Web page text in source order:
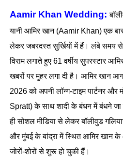
Aamir Khan Wedding:
यानी आमिर खान (Aamir Khan) एक
लेकर जबरदस्त सुर्खियों में हैं। लंबे समय
विराम लगाते हुए 61 वर्षीय सुपरस्टार
खबरों पर मुहर लगा दी है। आमिर खान
2026 को अपनी लॉन्ग-टाइम पार्टनर और
Spratt) के साथ शादी के बंधन में बंधने
ही सोशल मीडिया से लेकर बॉलीवुड
और मुंबई के बांद्रा में स्थित आमिर खान के
जोरों-शोरों से शुरू हो चुकी हैं।